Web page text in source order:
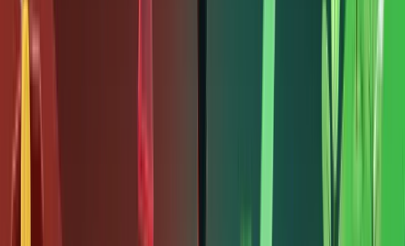
biến
động